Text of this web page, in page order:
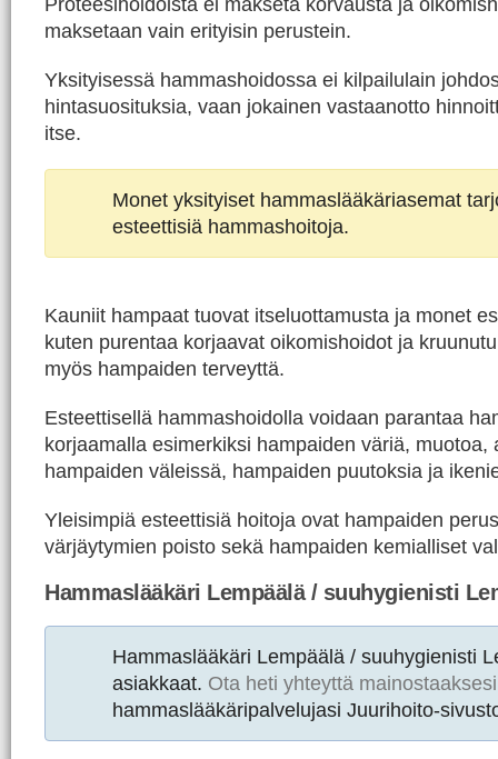
maksetaan vain erityisin perustein.
Yksityisessä hammashoidossa ei kilpailulain
hintasuosituksia, vaan jokainen vastaanotto
itse.
Monet yksityiset hammaslääkäriasemat
esteettisiä hammashoitoja.
Kauniit hampaat tuovat itseluottamusta ja monet
kuten purentaa korjaavat oikomishoidot ja
myös hampaiden terveyttä.
Esteettisellä hammashoidolla voidaan parantaa
korjaamalla esimerkiksi hampaiden väriä, muotoa,
hampaiden väleissä, hampaiden puutoksia ja
Yleisimpiä esteettisiä hoitoja ovat hampaiden
värjäytymien poisto sekä hampaiden kemialliset
Hammaslääkäri Lempäälä / suuhygienisti
Hammaslääkäri Lempäälä / suuhygienisti
asiakkaat. Ota heti yhteyttä mainostaaksesi
hammaslääkäripalvelujasi Juurihoito-